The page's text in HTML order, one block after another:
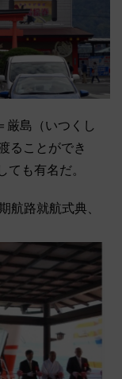
厳島（いつくし
ることができ
ても有名だ。
航路就航式典、